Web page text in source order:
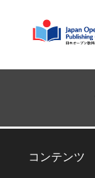
キ
コンテンツ